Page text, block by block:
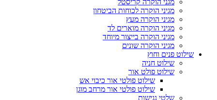
מגני הוקרה קריסטל
מגיני הוקרה לכוחות הביטחון
מגיני הוקרה מעץ
מגיני הוקרה מוארים לד
מגיני הוקרה בייצור מיוחד
מגיני הוקרה שונים
שילוט פנים וחוץ
שילוט חניה
שילוט פולט אור
שילוט פולטי אור כיבוי אש
שילוט פולטי אור מרחב מוגן
שלטי נגישות